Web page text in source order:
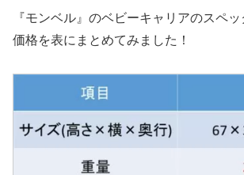
『モンベル』のベビーキャリアのスペ
価格を表にまとめてみました！